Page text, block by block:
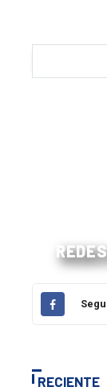
RECIENTE